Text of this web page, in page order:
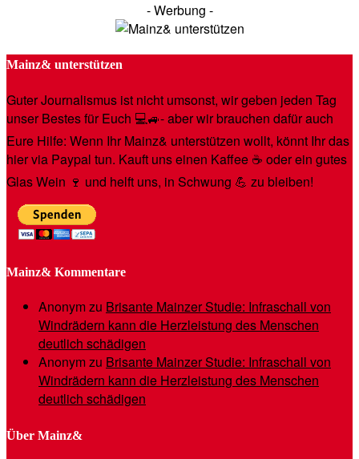
- Werbung -
Mainz& unterstützen
Guter Journalismus ist nicht umsonst, wir geben jeden Tag
unser Bestes für Euch 💻🚙- aber wir brauchen dafür auch
Eure Hilfe: Wenn Ihr Mainz& unterstützen wollt, könnt Ihr das
hier via Paypal tun. Kauft uns einen Kaffee ☕️ oder ein gutes
Glas Wein 🍷 und helft uns, in Schwung 💪 zu bleiben!
Mainz& Kommentare
Anonymzu Brisante Mainzer Studie: Infraschall von
Windrädern kann die Herzleistung des Menschen
deutlich schädigen
Anonymzu Brisante Mainzer Studie: Infraschall von
Windrädern kann die Herzleistung des Menschen
deutlich schädigen
Über Mainz&